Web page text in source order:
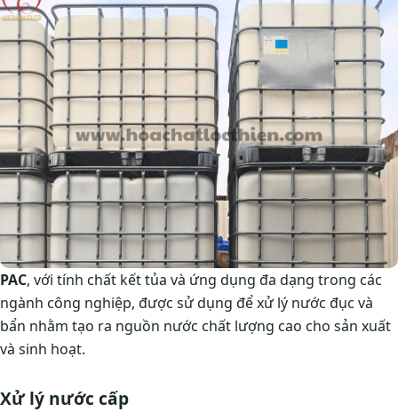
PAC, với tính chất kết tủa và ứng dụng đa dạng trong các
ngành công nghiệp, được sử dụng để xử lý nước đục và
bẩn nhằm tạo ra nguồn nước chất lượng cao cho sản xuất
và sinh hoạt.
Xử lý nước cấp